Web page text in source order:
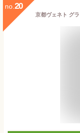
no. 20